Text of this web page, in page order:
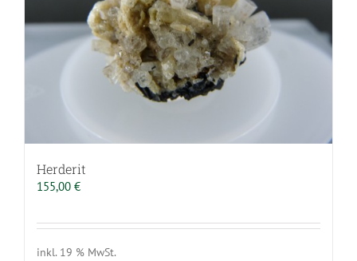
Herderit
155,00 €
inkl. 19 % MwSt.